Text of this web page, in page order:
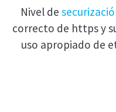
Nivel de
correcto de https y
uso apropiado de